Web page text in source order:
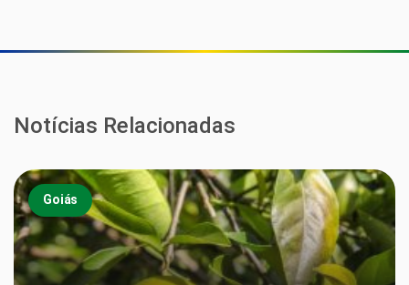
Notícias Relacionadas
Goiás